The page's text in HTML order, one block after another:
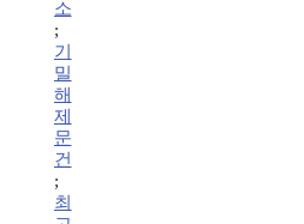
소
;
기
밀
해
제
문
건
;
최